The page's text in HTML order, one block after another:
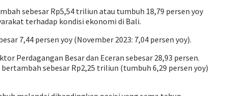
sebesar Rp5,54 triliun atau tumbuh 18,79 persen yoy
terhadap kondisi ekonomi di Bali.
7,44 persen yoy (November 2023: 7,04 persen yoy).
Perdagangan Besar dan Eceran sebesar 28,93 persen.
sebesar Rp2,25 triliun (tumbuh 6,29 persen yoy)